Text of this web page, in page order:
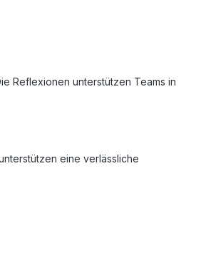
Reflexionen unterstützen Teams in
eine verlässliche